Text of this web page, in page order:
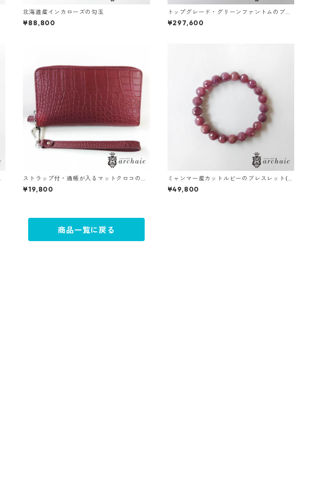
北海道産インカローズの勾玉
¥88,800
トップグレード・グリーンファントムのブレ
スレット(9mm)
¥297,600
ストラップ付・通帳が入るマットクロコの長
財布（全3色）
¥19,800
ミャンマー産カットルビーのブレスレット(8.
5mm)
¥49,800
商品一覧に戻る